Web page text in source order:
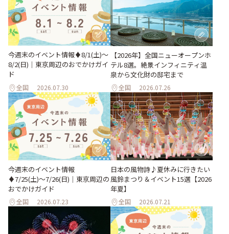
今週末のイベント情報♦︎8/1(土)〜
8/2(日)｜東京周辺のおでかけガイ
ド
全国 2026.07.30
【2026年】全国ニューオープンホ
テル8選。絶景インフィニティ温
泉から文化財の邸宅まで
全国 2026.07.26
今週末のイベント情報
♦︎7/25(土)〜7/26(日)｜東京周辺の
おでかけガイド
全国 2026.07.23
日本の風物詩♪夏休みに行きたい
風鈴まつり＆イベント15選【2026
年夏】
全国 2026.07.21